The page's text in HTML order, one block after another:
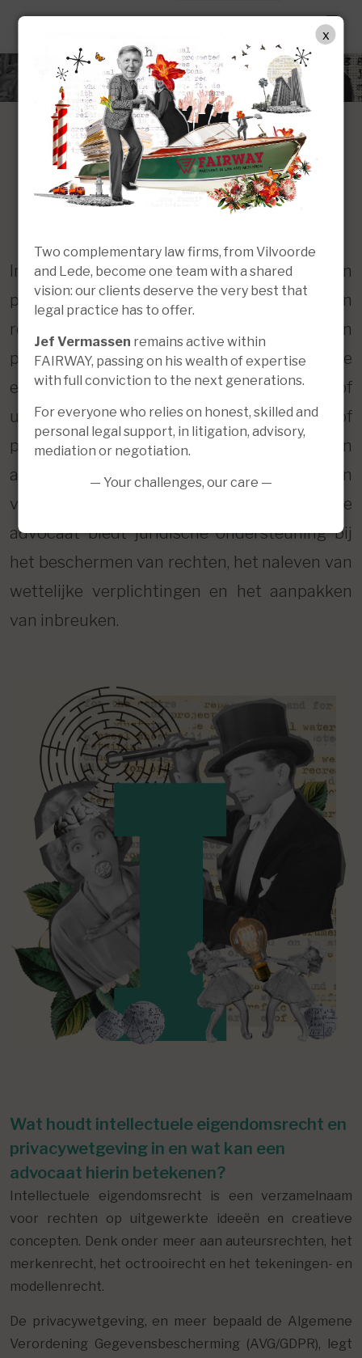
Intellectuele
eigendomsrechten en
Intellectuele eigendomsrechten en
privacywetgeving (GDPR) zijn
rechtsdomeinen die voor ondernemingen en
particulieren steeds belangrijker worden. Wie
een creatief werk ontwikkelt, een merk of
uitvinding wil beschermen, of
persoonsgegevens verwerkt, komt in
aanraking met specifieke rechten en
verplichtingen. Een gespecialiseerde
advocaat biedt juridische ondersteuning bij
het beschermen van rechten, het naleven van
wettelijke verplichtingen en het aanpakken
van inbreuken.
Wat houdt intellectuele eigendomsrecht en
privacywetgeving in en wat kan een
advocaat hierin betekenen?
Intellectuele eigendomsrecht is een verzamelnaam
voor rechten op uitgewerkte ideeën en creatieve
concepten. Denk onder meer aan auteursrechten, het
merkenrecht, het octrooirecht en het tekeningen- en
modellenrecht.
De privacywetgeving, en meer bepaald de Algemene
Verordening Gegevensbescherming (AVG/GDPR), legt
Two complementary law firms, from Vilvoorde
and Lede, become one team with a shared
vision: our clients deserve the very best that
legal practice has to offer.
Jef Vermassen remains active within
FAIRWAY, passing on his wealth of expertise
with full conviction to the next generations.
For everyone who relies on honest, skilled and
personal legal support, in litigation, advisory,
mediation or negotiation.
— Your challenges, our care —
x